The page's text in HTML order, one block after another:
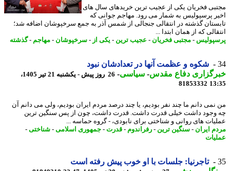
فخریان یکی از عجیب ترین خریدهای سال های
پرسپولیس به شمار می رود. مهاجم جوانی که
گذشته در انتقالی جنجالی از شمس آذر به جمع سرخپوشان اضافه شد؛
که از همان ابتدا ...
-مجتبی فخریان-عجیب ترین- یکی از-سرخپوشان-مهاجم-گذشته
شکوه و عظمت آنها در تعدادشان نبود
دفاع مقدس-سیاسی-
26 روز پیش - یکشنبه 21 تیر 1405،
81853332
دانم ما چند نفر بودیم، یا چند درصد مردم ایران بودیم، ولی می دانم آن
وجود داشت خیلی قدرت داشت. قدرت داشت، چون از پس سنگین ترین
های روانی و شناختی برای نابودی، - گروه حماسه ...
ایران - سنگین ترین- رفراندوم -قدرت- جمهوری اسلامی-شناختی-
تاجرنیا: جلسات با او خوب پیش رفته است